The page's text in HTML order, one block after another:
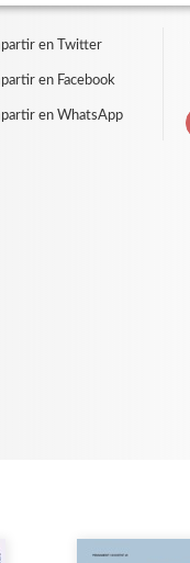
en Twitter
en Facebook
en WhatsApp